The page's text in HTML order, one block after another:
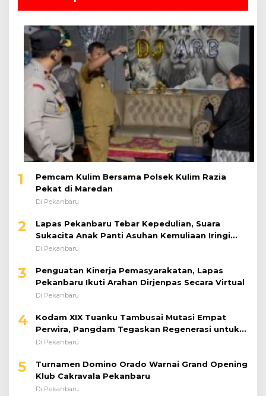
Pemcam Kulim Bersama Polsek Kulim Razia
Pekat di Maredan
Di Pekanbaru
2
Lapas Pekanbaru Tebar Kepedulian, Suara
Sukacita Anak Panti Asuhan Kemuliaan Iringi
Bantuan Sosial
Di Pekanbaru
3
Penguatan Kinerja Pemasyarakatan, Lapas
Pekanbaru Ikuti Arahan Dirjenpas Secara Virtual
Di Pekanbaru
4
Kodam XIX Tuanku Tambusai Mutasi Empat
Perwira, Pangdam Tegaskan Regenerasi untuk
Perkuat Kinerja Satuan
Di Pekanbaru
5
Turnamen Domino Orado Warnai Grand Opening
Klub Cakravala Pekanbaru
Di Pekanbaru
6
PK Bapas Pekanbaru Ikuti Sidang TPP di
Lapas/Rutan Wilayah Kerja Bahas Usulan Remisi
Umum Jelang Hari Kemerdekaan
Di Pekanbaru